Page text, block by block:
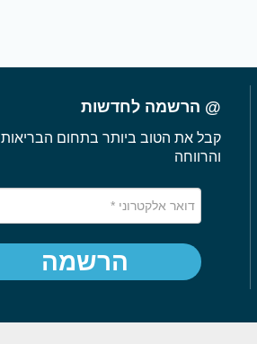
@ הרשמה לחדשות
קבל את הטוב ביותר בתחום הבריאות
והרווחה
הרשמה